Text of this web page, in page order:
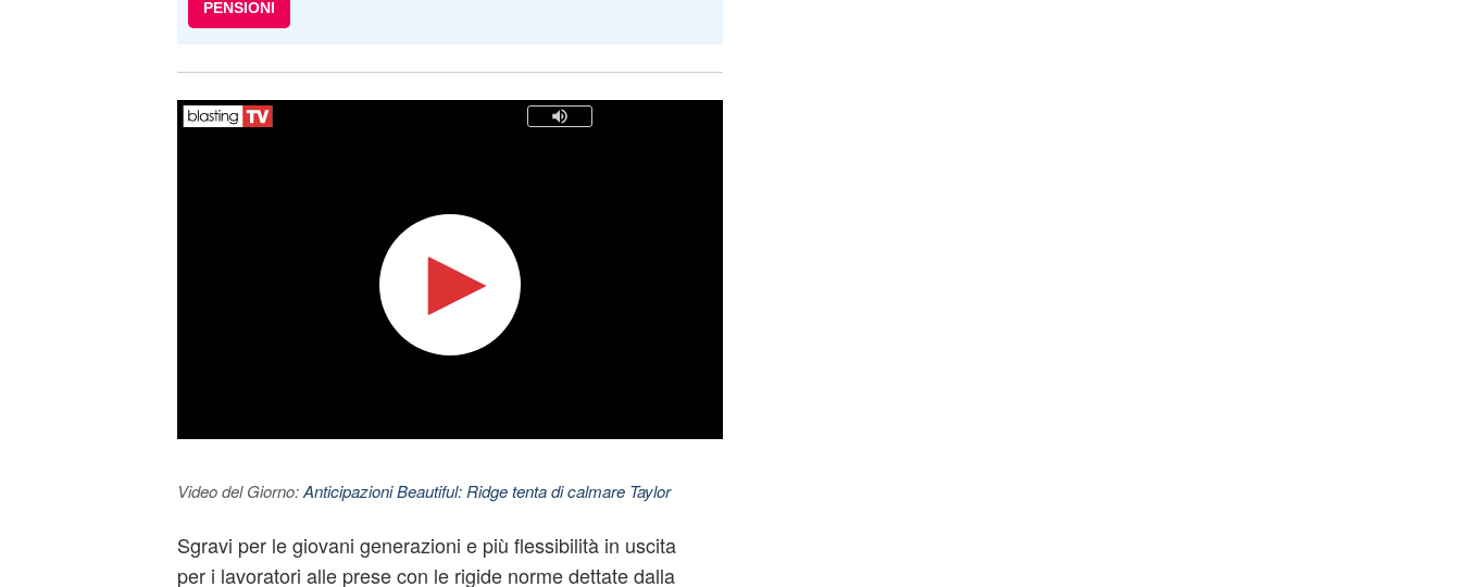
PENSIONI
Video del Giorno:Anticipazioni Beautiful: Ridge tenta di calmare Taylor
Sgravi per le giovani generazioni e più flessibilità in uscita
per i lavoratori alle prese con le rigide norme dettate dalla